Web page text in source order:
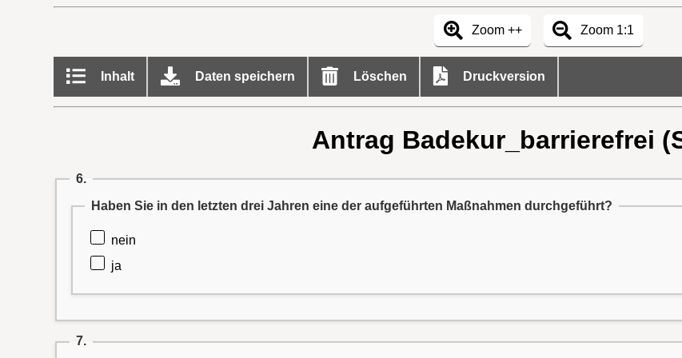
Zoom ++ Zoom 1:1
Inhalt Daten speichern Löschen Druckversion
Antrag Badekur_barrierefrei
6.
Haben Sie in den letzten drei Jahren eine der aufgeführten Maßnahmen durchgeführt?
nein
ja
7.